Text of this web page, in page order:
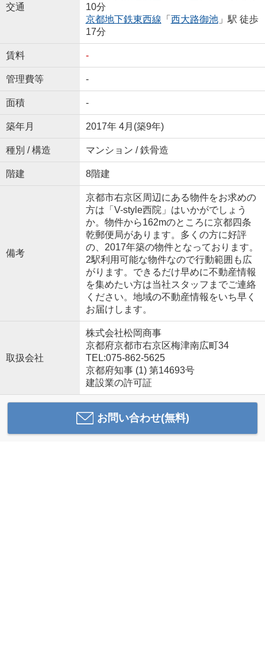
交通
10分
京都地下鉄東西線 「 西大路御池」駅 徒歩
17分
賃料 -
管理費等 -
面積 -
築年月 2017年 4月(築9年)
種別 / 構造 マンション / 鉄骨造
階建 8階建
備考
京都市右京区周辺にある物件をお求めの
方は「V-style西院」はいかがでしょう
か。物件から162mのところに京都四条
乾郵便局があります。多くの方に好評
の、2017年築の物件となっております。
2駅利用可能な物件なので行動範囲も広
がります。できるだけ早めに不動産情報
を集めたい方は当社スタッフまでご連絡
ください。地域の不動産情報をいち早く
お届けします。
取扱会社
株式会社松岡商事
京都府京都市右京区梅津南広町34
TEL:075-862-5625
京都府知事 (1) 第14693号
建設業の許可証
お問い合わせ(無料)